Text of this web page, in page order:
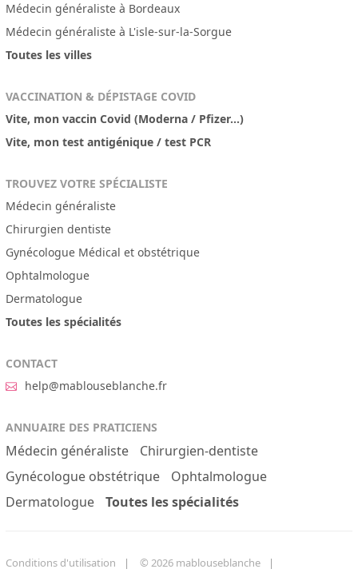
Médecin généraliste à Bordeaux
Médecin généraliste à L'isle-sur-la-Sorgue
Toutes les villes
VACCINATION & DÉPISTAGE COVID
Vite, mon vaccin Covid (Moderna / Pfizer...)
Vite, mon test antigénique / test PCR
TROUVEZ VOTRE SPÉCIALISTE
Médecin généraliste
Chirurgien dentiste
Gynécologue Médical et obstétrique
Ophtalmologue
Dermatologue
Toutes les spécialités
CONTACT
help@mablouseblanche.fr
ANNUAIRE DES PRATICIENS
Médecin généraliste
Chirurgien-dentiste
Gynécologue obstétrique
Ophtalmologue
Dermatologue
Toutes les spécialités
Conditions d'utilisation © 2026 mablouseblanche